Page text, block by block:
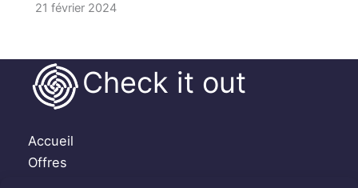
21 février 2024
Check it out
Accueil
Offres